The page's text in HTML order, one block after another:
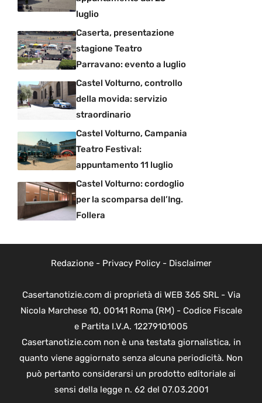
luglio
Caserta, presentazione
stagione Teatro
Parravano: evento a luglio
Castel Volturno, controllo
della movida: servizio
straordinario
Castel Volturno, Campania
Teatro Festival:
appuntamento 11 luglio
Castel Volturno: cordoglio
per la scomparsa dell’Ing.
Follera
Redazione- Privacy Policy- Disclaimer
Casertanotizie.com di proprietà di WEB 365 SRL - Via
Nicola Marchese 10, 00141 Roma (RM) - Codice Fiscale
e Partita I.V.A. 12279101005
Casertanotizie.com non è una testata giornalistica, in
quanto viene aggiornato senza alcuna periodicità. Non
può pertanto considerarsi un prodotto editoriale ai
sensi della legge n. 62 del 07.03.2001